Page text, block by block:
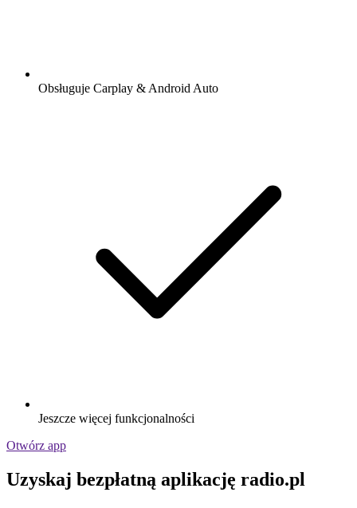
Obsługuje Carplay & Android Auto
Jeszcze więcej funkcjonalności
Otwórz app
Uzyskaj bezpłatną aplikację radio.pl